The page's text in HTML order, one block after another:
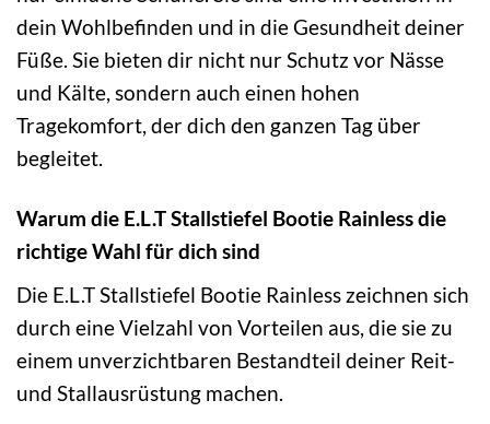
dein Wohlbefinden und in die Gesundheit deiner
Füße. Sie bieten dir nicht nur Schutz vor Nässe
und Kälte, sondern auch einen hohen
Tragekomfort, der dich den ganzen Tag über
begleitet.
Warum die E.L.T Stallstiefel Bootie Rainless die
richtige Wahl für dich sind
Die E.L.T Stallstiefel Bootie Rainless zeichnen sich
durch eine Vielzahl von Vorteilen aus, die sie zu
einem unverzichtbaren Bestandteil deiner Reit-
und Stallausrüstung machen.